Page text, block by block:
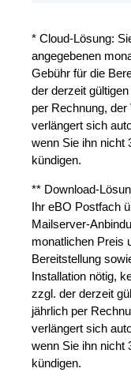
* Cloud-Lösung:
angegebenen
Gebühr für die
der derzeit
per Rechnung,
verlängert sich
wenn Sie ihn nicht
kündigen.
** Download-
Ihr eBO Postfach
Mailserver-
monatlichen Preis
Bereitstellung
Installation nötig,
zzgl. der derzeit
jährlich per
verlängert sich
wenn Sie ihn nicht
kündigen.